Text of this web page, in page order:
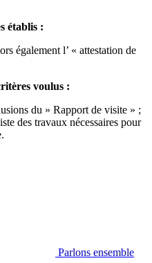
établis :
également l’ « attestation de
voulus :
du » Rapport de visite » ;
des travaux nécessaires pour
Parlons ensemble